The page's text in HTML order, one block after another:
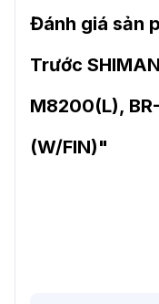
Đánh giá sản
Trước
M8200(L),
(W/FIN)"